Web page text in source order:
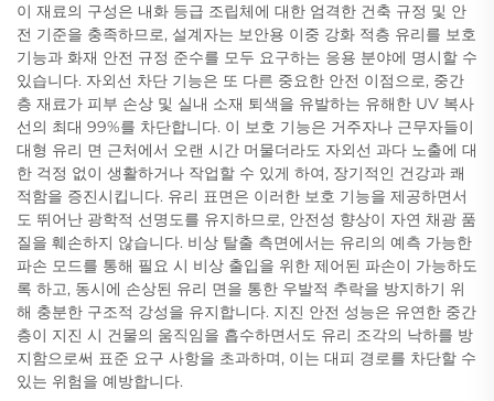
이 재료의 구성은 내화 등급 조립체에 대한 엄격한 건축 규정 및 안
전 기준을 충족하므로, 설계자는 보안용 이중 강화 적층 유리를 보호
기능과 화재 안전 규정 준수를 모두 요구하는 응용 분야에 명시할 수
있습니다. 자외선 차단 기능은 또 다른 중요한 안전 이점으로, 중간
층 재료가 피부 손상 및 실내 소재 퇴색을 유발하는 유해한 UV 복사
선의 최대 99%를 차단합니다. 이 보호 기능은 거주자나 근무자들이
대형 유리 면 근처에서 오랜 시간 머물더라도 자외선 과다 노출에 대
한 걱정 없이 생활하거나 작업할 수 있게 하여, 장기적인 건강과 쾌
적함을 증진시킵니다. 유리 표면은 이러한 보호 기능을 제공하면서
도 뛰어난 광학적 선명도를 유지하므로, 안전성 향상이 자연 채광 품
질을 훼손하지 않습니다. 비상 탈출 측면에서는 유리의 예측 가능한
파손 모드를 통해 필요 시 비상 출입을 위한 제어된 파손이 가능하도
록 하고, 동시에 손상된 유리 면을 통한 우발적 추락을 방지하기 위
해 충분한 구조적 강성을 유지합니다. 지진 안전 성능은 유연한 중간
층이 지진 시 건물의 움직임을 흡수하면서도 유리 조각의 낙하를 방
지함으로써 표준 요구 사항을 초과하며, 이는 대피 경로를 차단할 수
있는 위험을 예방합니다.